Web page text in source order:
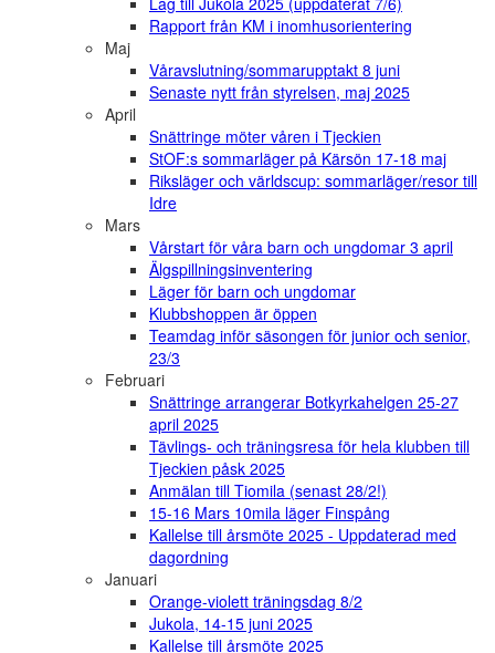
Rapport från KM i inomhusorientering
Maj
Våravslutning/sommarupptakt 8 juni
Senaste nytt från styrelsen, maj 2025
April
Snättringe möter våren i Tjeckien
StOF:s sommarläger på Kärsön 17-18 maj
Riksläger och världscup: sommarläger/resor till
Idre
Mars
Vårstart för våra barn och ungdomar 3 april
Älgspillningsinventering
Läger för barn och ungdomar
Klubbshoppen är öppen
Teamdag inför säsongen för junior och senior,
23/3
Februari
Snättringe arrangerar Botkyrkahelgen 25-27
april 2025
Tävlings- och träningsresa för hela klubben till
Tjeckien påsk 2025
Anmälan till Tiomila (senast 28/2!)
15-16 Mars 10mila läger Finspång
Kallelse till årsmöte 2025 - Uppdaterad med
dagordning
Januari
Orange-violett träningsdag 8/2
Jukola, 14-15 juni 2025
Kallelse till årsmöte 2025